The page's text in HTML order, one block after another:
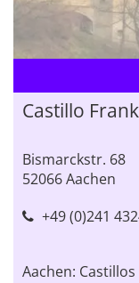
Castillo
Bismarckstr. 68
52066 Aachen
+49 (0)241
Aachen: Castillos